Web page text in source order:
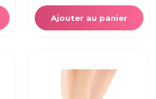
Ajouter au panier